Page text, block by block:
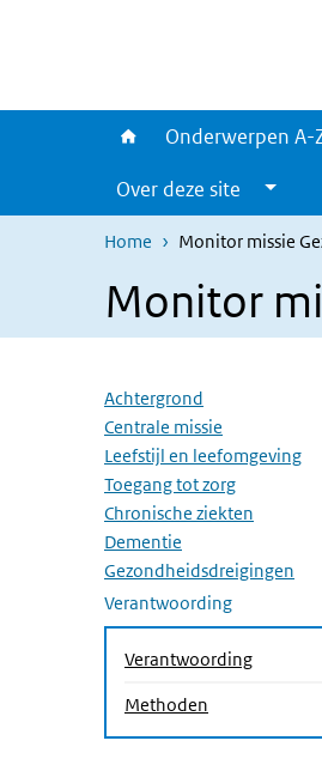
Onderwerpen A-
Over deze site
Home Monitor missie
Monitor
Overslaan menu
Achtergrond
Centrale missie
Leefstijl en leefomgeving
Toegang tot zorg
Chronische ziekten
Dementie
Gezondheidsdreigingen
Verantwoording
Submenu sluiten
Verantwoording(Actieve
Methoden